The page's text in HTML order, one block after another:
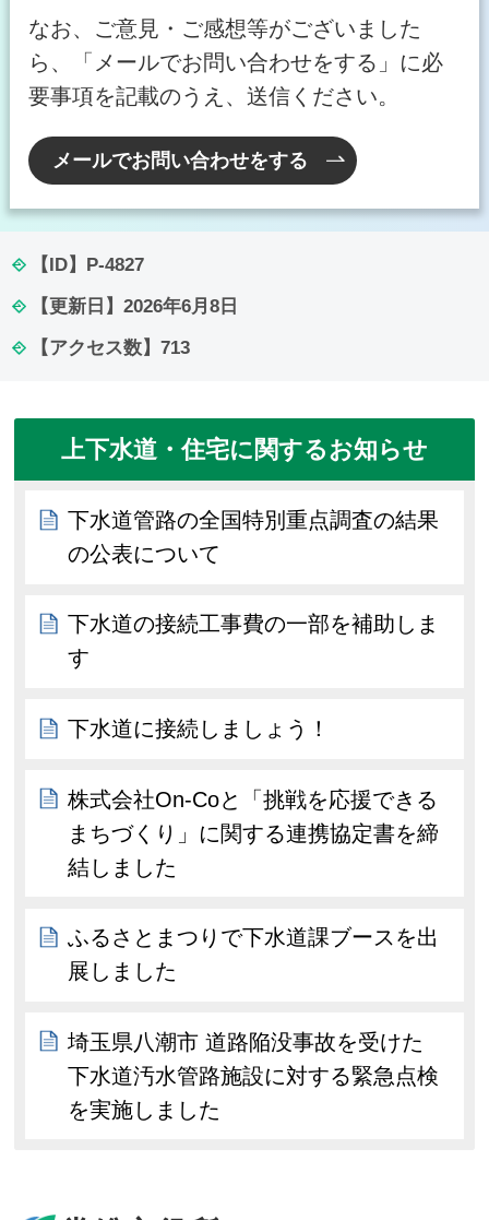
なお、ご意見・ご感想等がございました
ら、「メールでお問い合わせをする」に必
要事項を記載のうえ、送信ください。
メールでお問い合わせをする
【ID】 P-4827
【更新日】 2026年6月8日
【アクセス数】 713
上下水道・住宅に関するお知らせ
下水道管路の全国特別重点調査の結果
の公表について
下水道の接続工事費の一部を補助しま
す
下水道に接続しましょう！
株式会社On-Coと「挑戦を応援できる
まちづくり」に関する連携協定書を締
結しました
ふるさとまつりで下水道課ブースを出
展しました
埼玉県八潮市 道路陥没事故を受けた
下水道汚水管路施設に対する緊急点検
を実施しました